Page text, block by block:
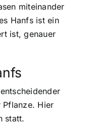
miteinander
Hanfs ist ein
ist, genauer
Pflanze. Hier
statt.